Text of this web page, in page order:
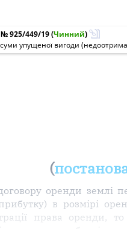
№ 925/449/19(Чинний)
упущеної вигоди
(
оренди землі
в розмірі
права оренди,